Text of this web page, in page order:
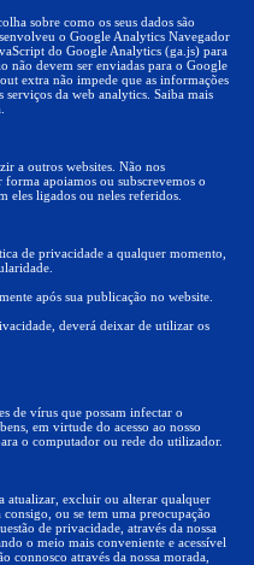
sobre como os seus dados são
o Google Analytics Navegador
do Google Analytics (ga.js) para
não devem ser enviadas para o Google
extra não impede que as informações
da web analytics. Saiba mais
a outros websites. Não nos
apoiamos ou subscrevemos o
eles ligados ou neles referidos.
de privacidade a qualquer momento,
após sua publicação no website.
deverá deixar de utilizar os
de vírus que possam infectar o
em virtude do acesso ao nosso
o computador ou rede do utilizador.
atualizar, excluir ou alterar qualquer
ou se tem uma preocupação
de privacidade, através da nossa
o meio mais conveniente e acessível
connosco através da nossa morada,